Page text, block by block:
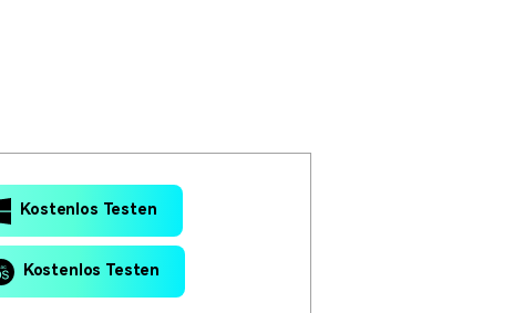
Kostenlos Testen
Kostenlos Testen